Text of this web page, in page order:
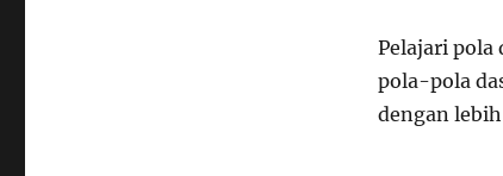
Pelajari
pola-pola
dengan